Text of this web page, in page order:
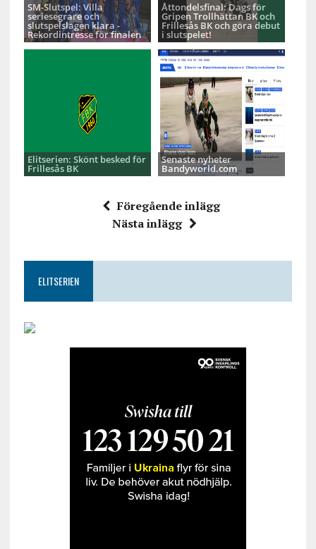
SM-Slutspel: Villa
seriesegrare och
slutspelslagen klara -
Rekordintresse för finalen
Åttondelsfinal: Dags för
Gripen Trollhättan BK och
Frillesås BK och göra debut
i slutspelet!
Elitserien: Skönt besked för
Frillesås BK
Senaste nyheter
Bandyworld.com
Föregående inlägg
Nästa inlägg
ELITSERIEN